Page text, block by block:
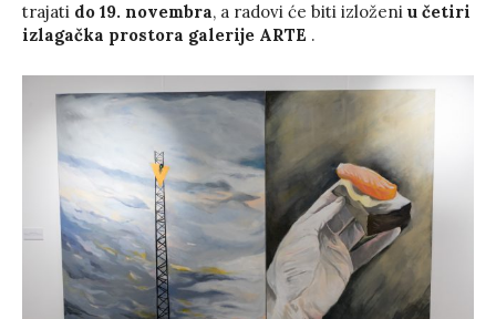
trajati do 19. novembra, a radovi će biti izloženi u četiri
izlagačka prostora galerije ARTE .